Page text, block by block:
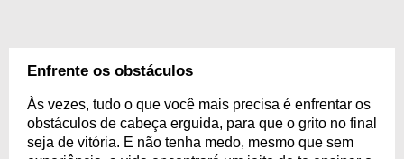
Enfrente os obstáculos
Às vezes, tudo o que você mais precisa é enfrentar os
obstáculos de cabeça erguida, para que o grito no final
seja de vitória. E não tenha medo, mesmo que sem